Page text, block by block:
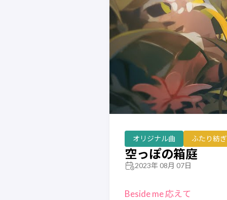
オリジナル曲 ふたり紡
空っぽの箱庭
2023年 08月 07日
Beside me 応えて